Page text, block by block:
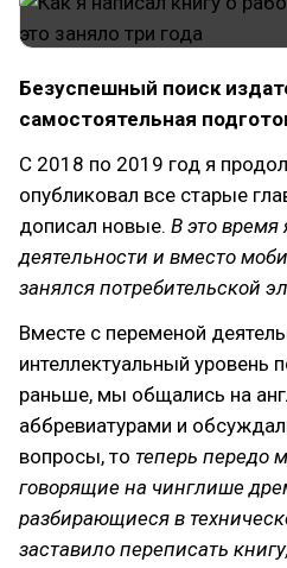
Безуспешный поиск
самостоятельная
С 2018 по 2019 год я
опубликовал все старые
дописал новые. В это
деятельности и вместо
занялся потребительской
Вместе с переменой
интеллектуальный уровень
раньше, мы общались на
аббревиатурами и
вопросы, то теперь передо
говорящие на чинглише
разбирающиеся в
заставило переписать